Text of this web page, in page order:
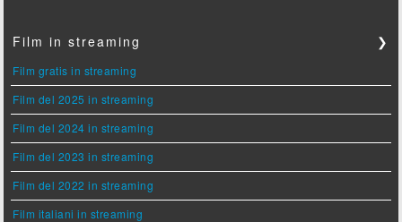
Film in streaming ❯
Film gratis in streaming
Film del 2025 in streaming
Film del 2024 in streaming
Film del 2023 in streaming
Film del 2022 in streaming
Film italiani in streaming